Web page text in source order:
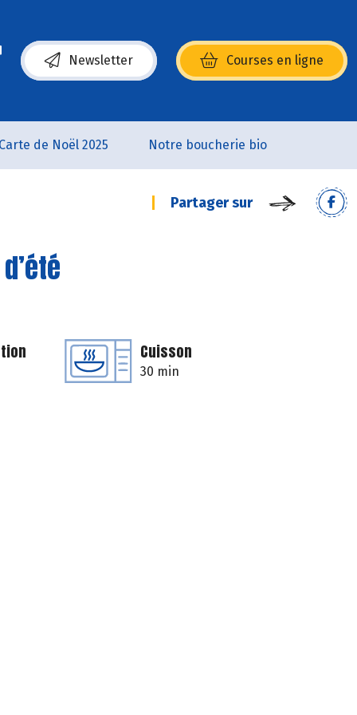
Newsletter Courses en ligne
(s’ouvre dans une nouvelle fenêtre)
de Noël 2025 Notre boucherie bio
Partager sur
Cuisson
30 min